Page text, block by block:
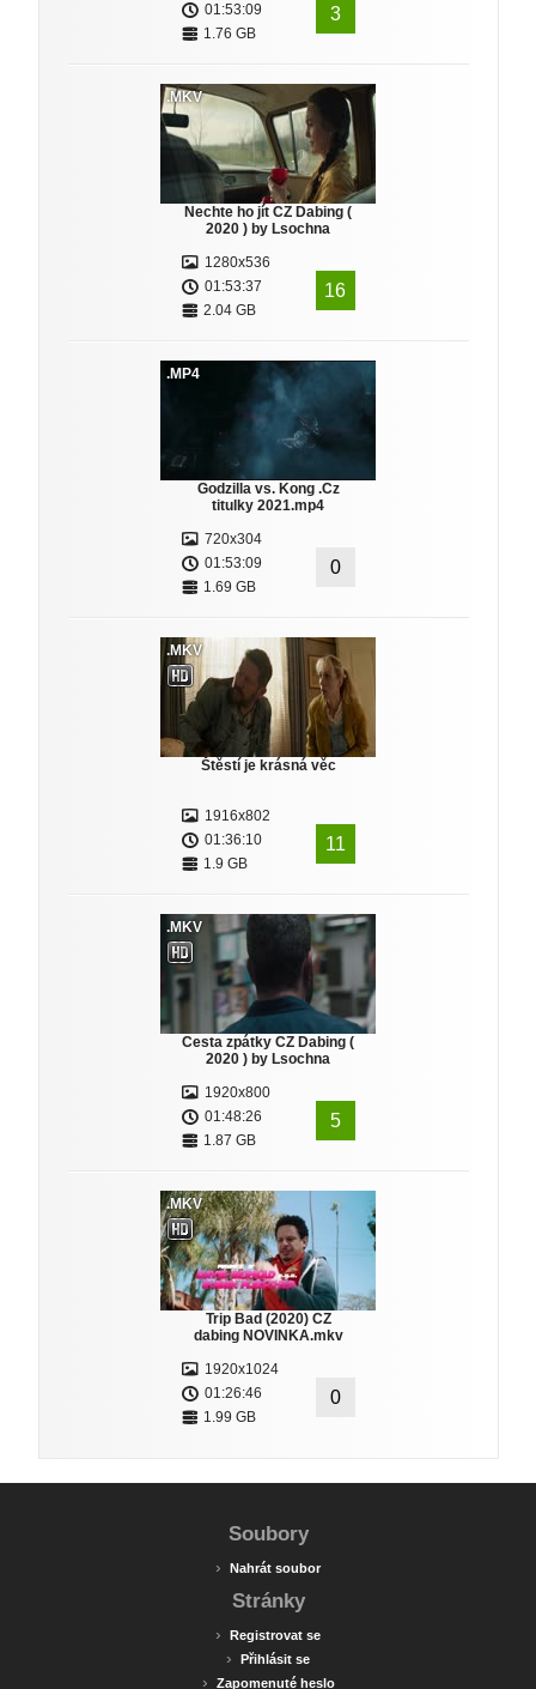
01:53:09
1.76 GB
3
.MKV
Nechte ho jít CZ Dabing (
2020 ) by Lsochna
1280x536
01:53:37
2.04 GB
16
.MP4
Godzilla vs. Kong .Cz
titulky 2021.mp4
720x304
01:53:09
1.69 GB
0
.MKV
Štěstí je krásná věc
1916x802
01:36:10
1.9 GB
11
.MKV
Cesta zpátky CZ Dabing (
2020 ) by Lsochna
1920x800
01:48:26
1.87 GB
5
.MKV
Trip Bad (2020) CZ
dabing NOVINKA.mkv
1920x1024
01:26:46
1.99 GB
0
Soubory
› Nahrát soubor
Stránky
› Registrovat se
› Přihlásit se
› Zapomenuté heslo